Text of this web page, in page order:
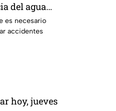
del agua
asado
es necesario
accidentes
hoy, jueves